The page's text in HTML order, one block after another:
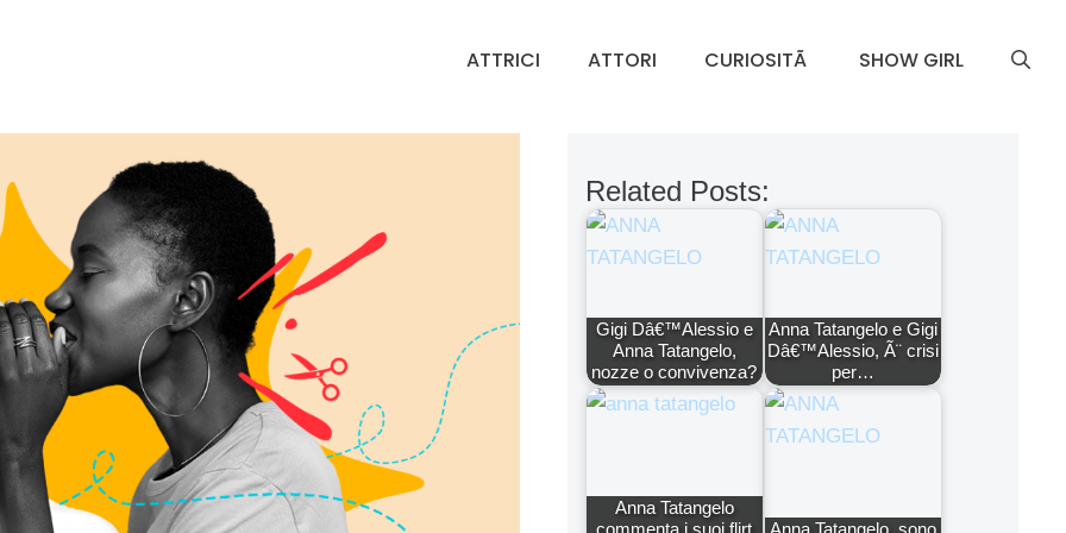
ATTRICI ATTORI CURIOSITÃ SHOW GIRL
Related Posts:
Gigi Dâ€™Alessio e
Anna Tatangelo,
nozze o convivenza?
Anna Tatangelo e Gigi
Dâ€™Alessio, Ã¨ crisi
per…
Anna Tatangelo